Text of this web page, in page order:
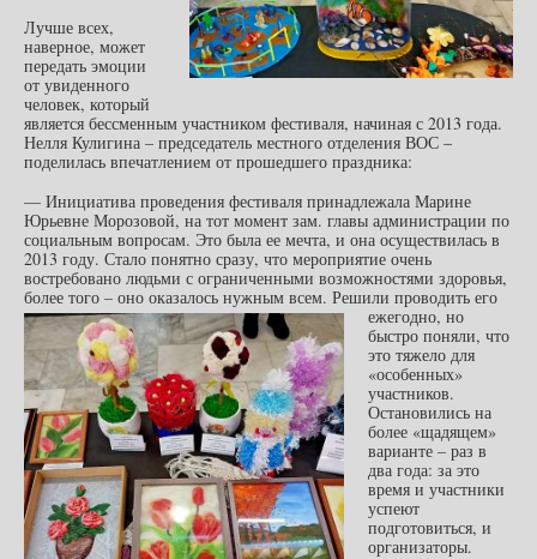
Лучше всех,
наверное, может
передать эмоции
от увиденного
человек, который
является бессменным участником фестиваля, начиная с 2013 года.
Нелля Кулигина – председатель местного отделения ВОС –
поделилась впечатлением от прошедшего праздника:
— Инициатива проведения фестиваля принадлежала Марине
Юрьевне Морозовой, на тот момент зам. главы администрации по
социальным вопросам. Это была ее мечта, и она осуществилась в
2013 году. Стало понятно сразу, что мероприятие очень
востребовано людьми с ограниченными возможностями здоровья,
более того – оно оказалось нужным всем. Решили проводить его
ежегодно, но
быстро поняли, что
это тяжело для
«особенных»
участников.
Остановились на
более «щадящем»
варианте – раз в
два года: за это
время и участники
успеют
подготовиться, и
организаторы.